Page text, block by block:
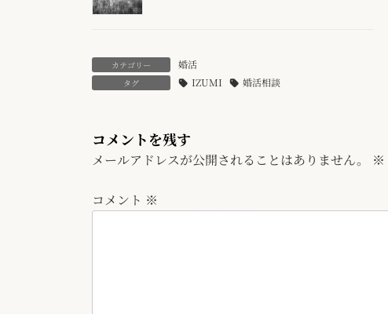
カテゴリー 婚活
タグ IZUMI 婚活相談
コメントを残す
メールアドレスが公開されることはありません。 ※
コメント ※